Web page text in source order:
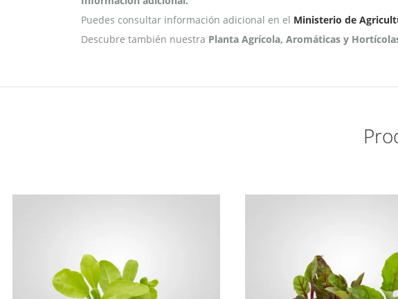
Puedes consultar información adicional en el Ministerio de
Descubre también nuestra Planta Agrícola, Aromáticas y